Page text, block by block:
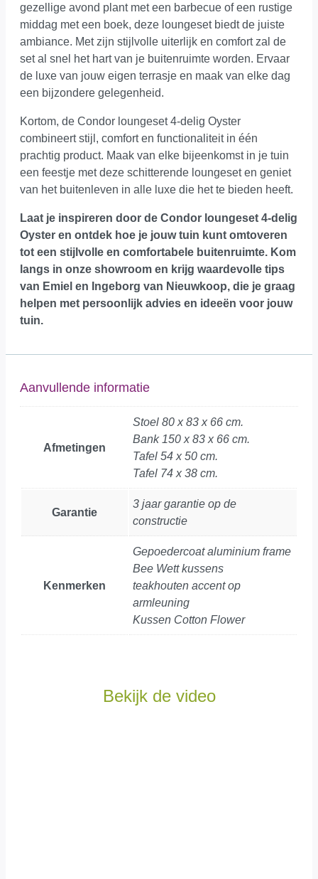
gezellige avond plant met een barbecue of een rustige
middag met een boek, deze loungeset biedt de juiste
ambiance. Met zijn stijlvolle uiterlijk en comfort zal de
set al snel het hart van je buitenruimte worden. Ervaar
de luxe van jouw eigen terrasje en maak van elke dag
een bijzondere gelegenheid.
Kortom, de Condor loungeset 4-delig Oyster
combineert stijl, comfort en functionaliteit in één
prachtig product. Maak van elke bijeenkomst in je tuin
een feestje met deze schitterende loungeset en geniet
van het buitenleven in alle luxe die het te bieden heeft.
Laat je inspireren door de Condor loungeset 4-delig
Oyster en ontdek hoe je jouw tuin kunt omtoveren
tot een stijlvolle en comfortabele buitenruimte. Kom
langs in onze showroom en krijg waardevolle tips
van Emiel en Ingeborg van Nieuwkoop, die je graag
helpen met persoonlijk advies en ideeën voor jouw
tuin.
Aanvullende informatie
Afmetingen
Stoel 80 x 83 x 66 cm.
Bank 150 x 83 x 66 cm.
Tafel 54 x 50 cm.
Tafel 74 x 38 cm.
Garantie
3 jaar garantie op de
constructie
Kenmerken
Gepoedercoat aluminium frame
Bee Wett kussens
teakhouten accent op
armleuning
Kussen Cotton Flower
Bekijk de video